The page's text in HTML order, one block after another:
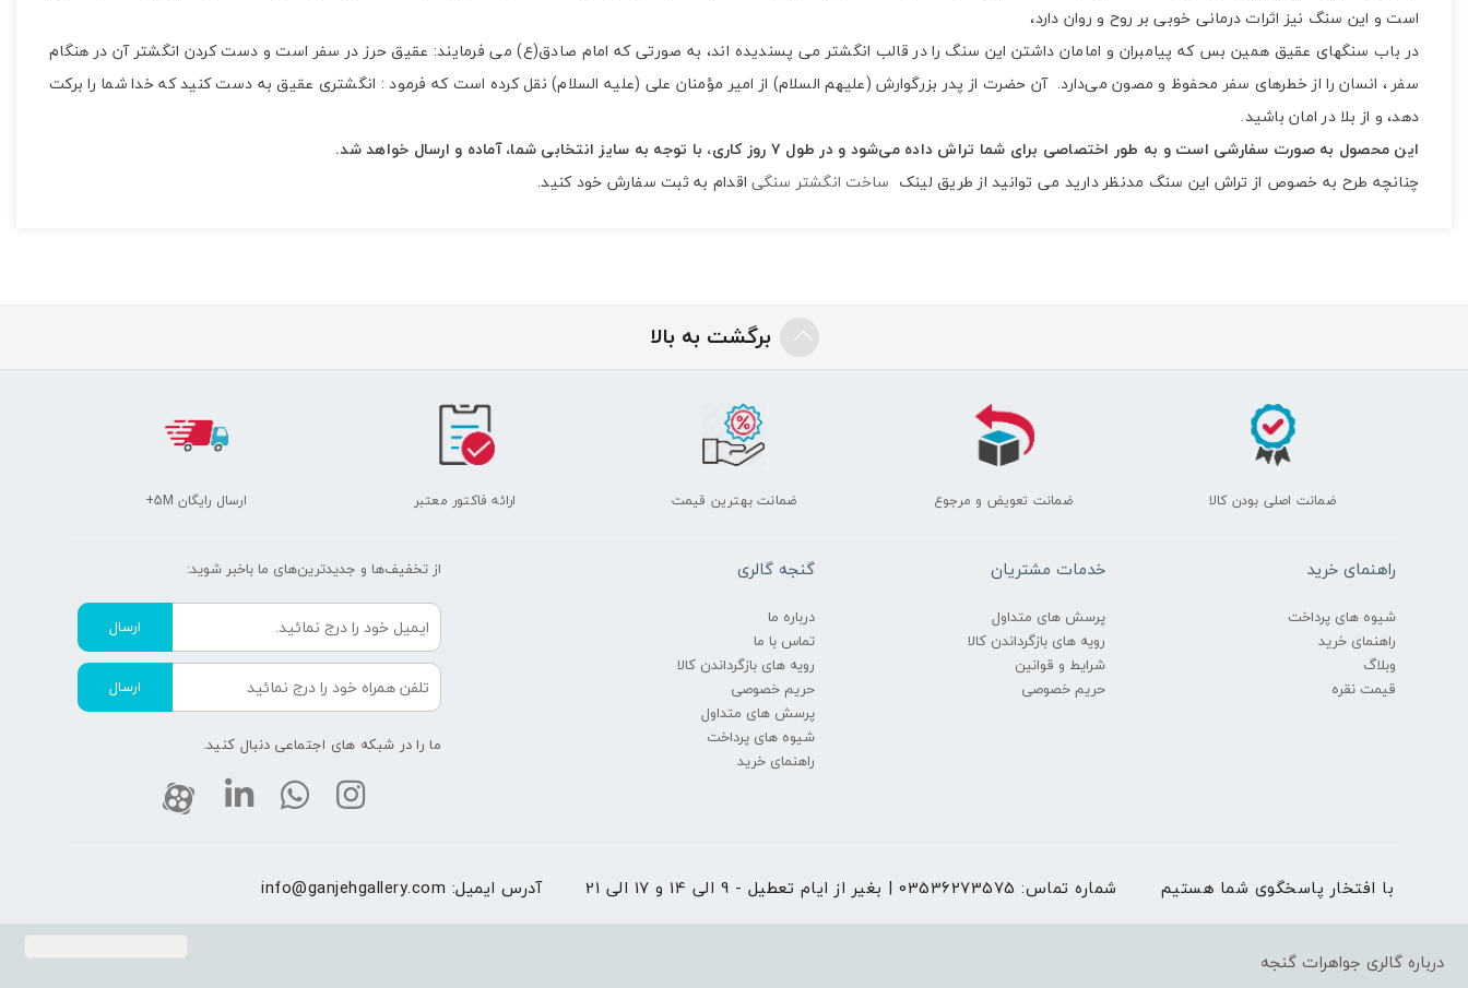
است و این سنگ نیز اثرات درمانی خوبی بر روح و روان دارد،
در باب سنگهای عقیق همین بس که پیامبران و امامان داشتن این سنگ را در قالب انگشتر می پسندیده اند، به صورتی که امام صادق(ع) می فرمایند: عقیق حرز در سفر است و دست کردن انگشتر آن در هنگام
سفر ، انسان را از خطرهای سفر محفوظ و مصون می‌دارد. آن حضرت از پدر بزرگوارش (علیهم السلام) از امیر مؤمنان علی (علیه السلام) نقل کرده است که فرمود : انگشتری عقیق به دست کنید که خدا شما را برکت
دهد، و از بلا در امان باشید.
این محصول به صورت سفارشی است و به طور اختصاصی برای شما تراش داده می‌شود و در طول ۷ روز کاری، با توجه به سایز انتخابی شما، آماده و ارسال خواهد شد.
چنانچه طرح به خصوص از تراش این سنگ مدنظر دارید می توانید از طریق لینک ساخت انگشتر سنگیاقدام به ثبت سفارش خود کنید.
برگشت به بالا
ضمانت اصلی بودن کالا ضمانت تعویض و مرجوع ضمانت بهترین قیمت ارائه فاکتور معتبر ارسال رایگان 5M+
راهنمای خرید
شیوه های پرداخت
راهنمای خرید
وبلاگ
قیمت نقره
خدمات مشتریان
پرسش های متداول
رویه های بازگرداندن کالا
شرایط و قوانین
حریم خصوصی
گنجه گالری
درباره ما
تماس با ما
رویه های بازگرداندن کالا
حریم خصوصی
پرسش های متداول
شیوه های پرداخت
راهنمای خرید
از تخفیف‌ها و جدیدترین‌های ما‌ باخبر شوید:
ارسال
ارسال
ما را در شبکه های اجتماعی دنبال کنید.
با افتخار پاسخگوی شما هستیم شماره تماس: 03536273575 | بغیر از ایام تعطیل - 9 الی 14 و 17 الی 21 آدرس ایمیل: info@ganjehgallery.com
درباره گالری جواهرات گنجه